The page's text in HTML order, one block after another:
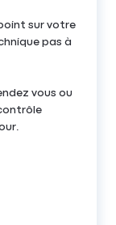
sur votre
pas à
vous ou